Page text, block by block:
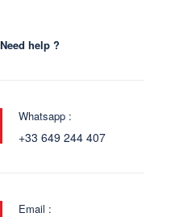
Need help ?
Whatsapp :
+33 649 244 407
Email :